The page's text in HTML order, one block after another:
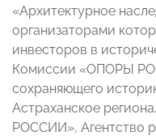
«Архитектурное
организаторами
инвесторов в
Комиссии «ОПОРЫ
сохраняющего
Астраханское
РОССИИ», Агентство